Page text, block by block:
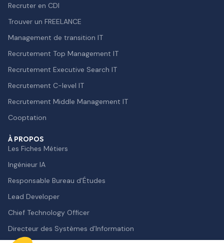
Recruter en CDI
Trouver un FREELANCE
Management de transition IT
Recrutement Top Management IT
Recrutement Executive Search IT
Recrutement C-level IT
Recrutement Middle Management IT
Cooptation
À PROPOS
Les Fiches Métiers
Ingénieur IA
Responsable Bureau d’Études
Lead Developer
Chief Technology Officer
Directeur des Systèmes d’Information
c'est nous...
Cookies !
a attendu d'être sûrs que le contenu de
site vous intéresse avant de vous
mais on aimerait bien vous accompagner pendant votre